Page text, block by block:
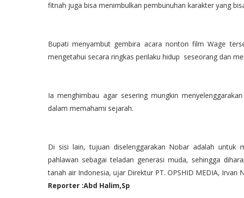
fitnah juga bisa menimbulkan pembunuhan karakter yang
Bupati menyambut gembira acara nonton film Wage
mengetahui secara ringkas perilaku hidup seseorang dan
Ia menghimbau agar sesering mungkin
dalam memahami sejarah.
Di sisi lain, tujuan diselenggarakan Nobar adalah untuk
pahlawan sebagai teladan generasi muda, sehingga
tanah air Indonesia, ujar Direktur PT. OPSHID MEDIA, Irvan
Reporter :Abd Halim,Sp